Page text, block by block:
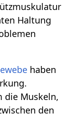
Haltung
haben
die Muskeln,
den